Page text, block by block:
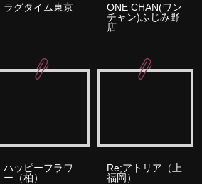
ラグタイム東京
ONE CHAN(ワン
チャン)ふじみ野
店
ハッピーフラワ
ー（柏）
Re;アトリア（上
福岡）